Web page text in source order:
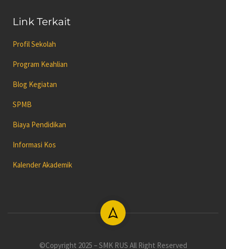
Link Terkait
Profil Sekolah
Program Keahlian
Blog Kegiatan
SPMB
Biaya Pendidikan
Informasi Kos
Kalender Akademik
©Copyright 2025 – SMK RUS All Right Reserved